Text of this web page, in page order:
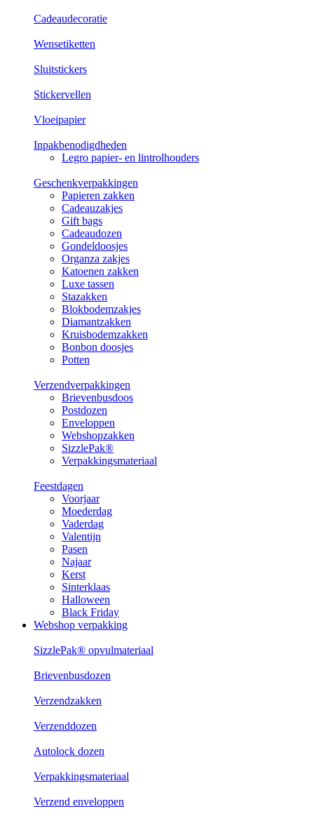
Cadeaudecoratie
Wensetiketten
Sluitstickers
Stickervellen
Vloeipapier
Inpakbenodigdheden
Legro papier- en lintrolhouders
Geschenkverpakkingen
Papieren zakken
Cadeauzakjes
Gift bags
Cadeaudozen
Gondeldoosjes
Organza zakjes
Katoenen zakken
Luxe tassen
Stazakken
Blokbodemzakjes
Diamantzakken
Kruisbodemzakken
Bonbon doosjes
Potten
Verzendverpakkingen
Brievenbusdoos
Postdozen
Enveloppen
Webshopzakken
SizzlePak®
Verpakkingsmateriaal
Feestdagen
Voorjaar
Moederdag
Vaderdag
Valentijn
Pasen
Najaar
Kerst
Sinterklaas
Halloween
Black Friday
Webshop verpakking
SizzlePak® opvulmateriaal
Brievenbusdozen
Verzendzakken
Verzenddozen
Autolock dozen
Verpakkingsmateriaal
Verzend enveloppen